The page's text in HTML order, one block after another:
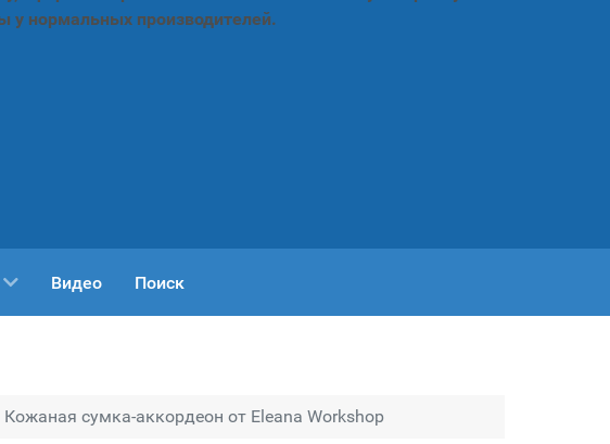
у нормальных производителей.
Видео Поиск
сумка-аккордеон от Eleana Workshop